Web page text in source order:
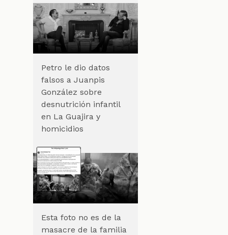
Petro le dio datos
falsos a Juanpis
González sobre
desnutrición infantil
en La Guajira y
homicidios
Esta foto no es de la
masacre de la familia